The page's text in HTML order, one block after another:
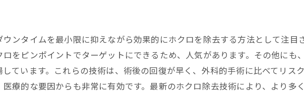
ンタイムを最小限に抑えながら効果的にホクロを除去する方法として注目
をピンポイントでターゲットにできるため、人気があります。その他にも
ています。これらの技術は、術後の回復が早く、外科的手術に比べてリス
療的な要因からも非常に有効です。最新のホクロ除去技術により、より多